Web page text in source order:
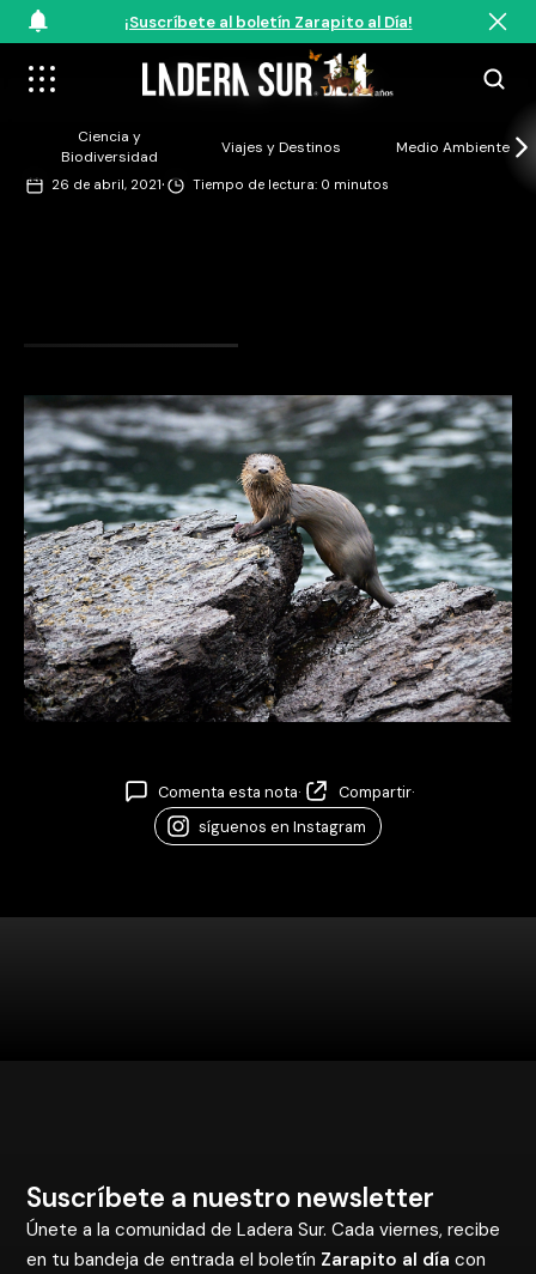
¡Suscríbete al boletín Zarapito al Día!
Ciencia y
Biodiversidad
Viajes y Destinos Medio Ambiente
©Rodrigo Moraga
26 de abril, 2021· Tiempo de lectura: 0 minutos
Comenta esta nota· Compartir·
síguenos en Instagram
Suscríbete a nuestro newsletter
Únete a la comunidad de Ladera Sur. Cada viernes, recibe
en tu bandeja de entrada el boletín Zarapito al día con